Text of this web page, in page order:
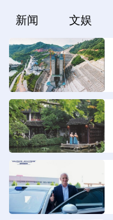
新闻 文娱